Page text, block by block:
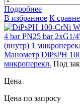
Подробнее
В избранное К
Манометр DiPsPH
микроперекл. Под
Цена
Цена по запросу